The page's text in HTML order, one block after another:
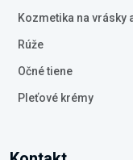
Kozmetika na vrásky
Rúže
Očné tiene
Pleťové krémy